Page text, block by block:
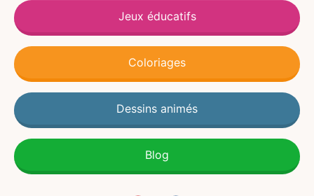
Jeux éducatifs
Coloriages
Dessins animés
Blog